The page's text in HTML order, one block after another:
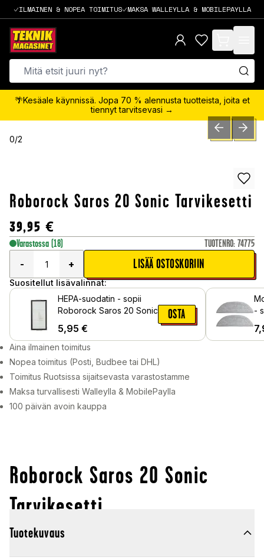
ILMAINEN & NOPEA TOIMITUS MAKSA WALLEYLLA & MOBILEPAYLLA
items in cart,
🌴Kesäale käynnissä. Jopa 70 % alennusta tuotteista, joita et
tiennyt tarvitsevasi →
0/2 PREVIOUSNEXT
Roborock Saros 20 Sonic Tarvikesetti
39,95 €
Varastossa (18) TUOTENRO: 74775
-
+ LISÄÄ OSTOSKORIIN
Suositellut lisävalinnat:
HEPA-suodatin - sopii
Roborock Saros 20 Sonic
5,95 €
OSTA
- sopii
Aina ilmainen toimitus
Nopea toimitus (Posti, Budbee tai DHL)
Toimitus Ruotsissa sijaitsevasta varastostamme
Maksa turvallisesti Walleylla & MobilePaylla
100 päivän avoin kauppa
Roborock Saros 20 Sonic
Tarvikesetti
Tuotekuvaus